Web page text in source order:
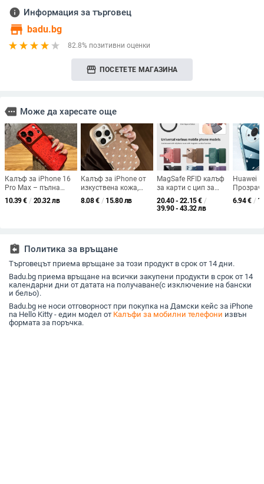
info Информация за търговец
store badu.bg
82.8% позитивни оценки
storefront ПОСЕТЕТЕ МАГАЗИНА
more Може да харесате още
Калъф за iPhone 16
Pro Max – пълна
защита против
изпускане и анти-
IMD изработка;
10.39€ / 20.32 лв
Калъф за iPhone от
изкуствена кожа,
устойчив на
падания, кафяв
8.08€ / 15.80 лв
MagSafe RFID калъф
за карти с цип за
iPhone — преносимо
съхранение на
20.40 - 22.15€ /
39.90 - 43.32 лв
Huawei
6.94€ /
assignment_return Политика за връщане
Търговецът приема връщане за този продукт в срок от 14 дни.
Badu.bg приема връщане на всички закупени продукти в срок от 14
календарни дни от датата на получаване(с изключение на бански
и бельо).
Badu.bg не носи отговорност при покупка на Дамски кейс за iPhone
na Hello Kitty - един модел от Калъфи за мобилни телефони извън
формата за поръчка.